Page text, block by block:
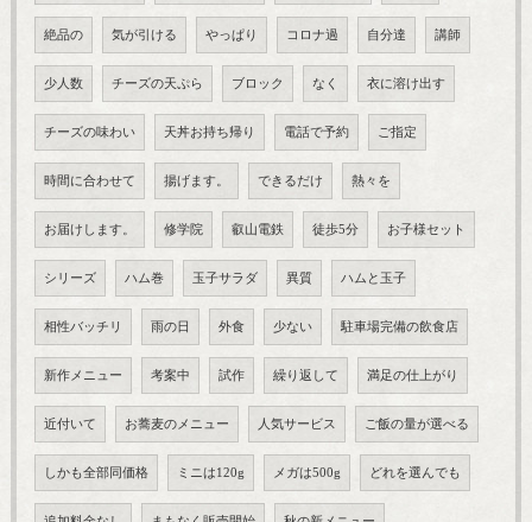
絶品の 気が引ける やっぱり コロナ過 自分達 講師
少人数 チーズの天ぷら ブロック なく 衣に溶け出す
チーズの味わい 天丼お持ち帰り 電話で予約 ご指定
時間に合わせて 揚げます。 できるだけ 熱々を
お届けします。 修学院 叡山電鉄 徒歩5分 お子様セット
シリーズ ハム巻 玉子サラダ 異質 ハムと玉子
相性バッチリ 雨の日 外食 少ない 駐車場完備の飲食店
新作メニュー 考案中 試作 繰り返して 満足の仕上がり
近付いて お蕎麦のメニュー 人気サービス ご飯の量が選べる
しかも全部同価格 ミニは120g メガは500g どれを選んでも